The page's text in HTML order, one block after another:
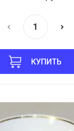
КУПИТЬ